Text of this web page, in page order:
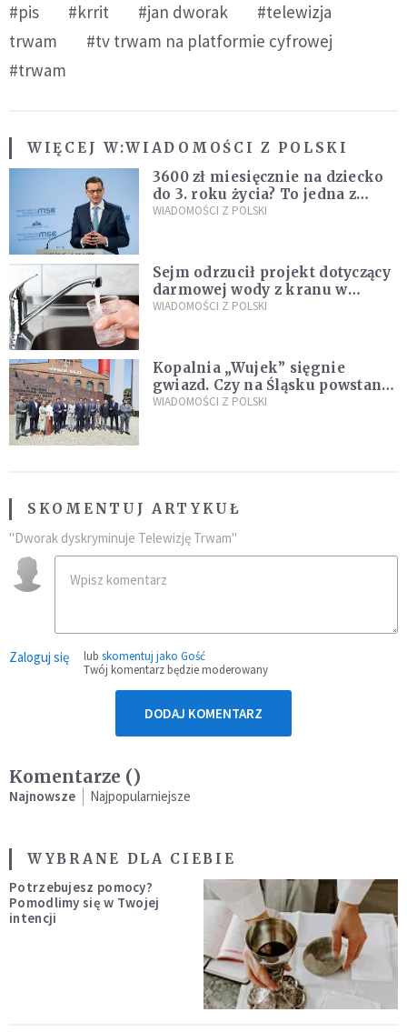
#pis #krrit #jan dworak
#telewizja
trwam
#tv trwam na platformie cyfrowej
#trwam
WIĘCEJ W:WIADOMOŚCI Z POLSKI
3600 zł miesięcznie na dziecko
do 3. roku życia? To jedna z
propozycji programu "Rozwój
WIADOMOŚCI Z POLSKI
Sejm odrzucił projekt dotyczący
darmowej wody z kranu w
restauracjach
WIADOMOŚCI Z POLSKI
Kopalnia „Wujek” sięgnie
gwiazd. Czy na Śląsku powstanie
„Dolina Krzemowa”?
WIADOMOŚCI Z POLSKI
SKOMENTUJ ARTYKUŁ
"Dworak dyskryminuje Telewizję Trwam"
Zaloguj się lub skomentuj jako Gość
Twój komentarz będzie moderowany
DODAJ KOMENTARZ
Komentarze ()
Najnowsze Najpopularniejsze
WYBRANE DLA CIEBIE
Potrzebujesz pomocy?
Pomodlimy się w Twojej
intencji